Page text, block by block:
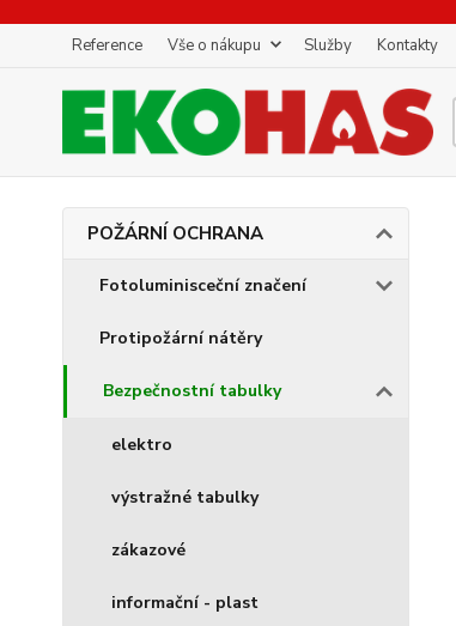
Reference Vše o nákupu Služby Kontakty
POŽÁRNÍ OCHRANA
Fotoluminisceční značení
Protipožární nátěry
Bezpečnostní tabulky
elektro
výstražné tabulky
zákazové
informační - plast